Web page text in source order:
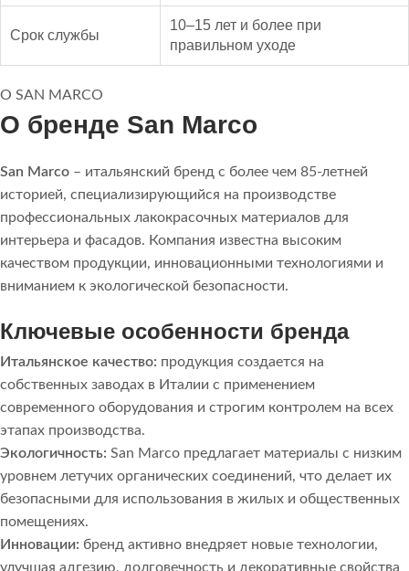
Срок службы
10–15 лет и более при
правильном уходе
О SAN MARCO
О бренде San Marco
San Marco – итальянский бренд с более чем 85-летней
историей, специализирующийся на производстве
профессиональных лакокрасочных материалов для
интерьера и фасадов. Компания известна высоким
качеством продукции, инновационными технологиями и
вниманием к экологической безопасности.
Ключевые особенности бренда
Итальянское качество: продукция создается на
собственных заводах в Италии с применением
современного оборудования и строгим контролем на всех
этапах производства.
Экологичность: San Marco предлагает материалы с низким
уровнем летучих органических соединений, что делает их
безопасными для использования в жилых и общественных
помещениях.
Инновации: бренд активно внедряет новые технологии,
улучшая адгезию, долговечность и декоративные свойства